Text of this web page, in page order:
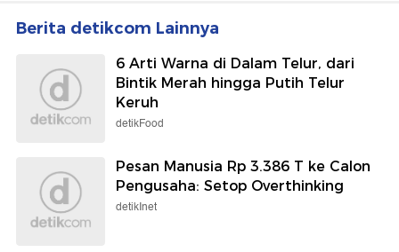
Berita detikcom Lainnya
6 Arti Warna di Dalam Telur, dari
Bintik Merah hingga Putih Telur
Keruh
detikFood
Pesan Manusia Rp 3.386 T ke Calon
Pengusaha: Setop Overthinking
detikInet